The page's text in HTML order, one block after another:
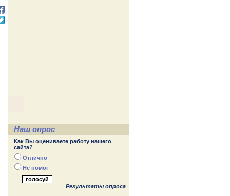
Наш опрос
Как Вы оцениваете работу нашего
сайта?
Отлично
Не помог
Результаты опроса